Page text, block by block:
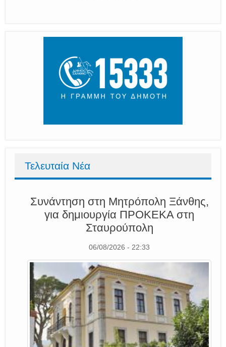
Τελευταία Νέα
Συνάντηση στη Μητρόπολη Ξάνθης,
για δημιουργία ΠΡΟΚΕΚΑ στη
Σταυρούπολη
06/08/2026 - 22:33